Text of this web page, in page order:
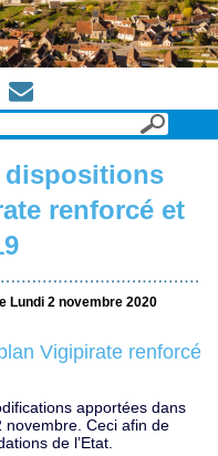
dispositions
renforcé et
Lundi 2 novembre 2020
Vigipirate renforcé
apportées dans
novembre. Ceci afin de
de l’Etat.